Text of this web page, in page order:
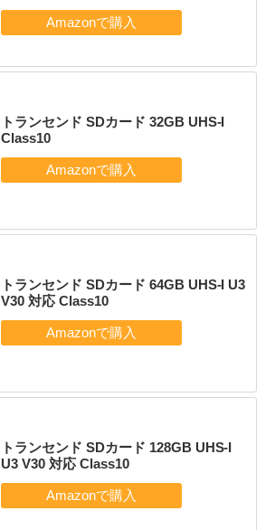
トランセンド SDカード 32GB UHS-I
Class10
トランセンド SDカード 64GB UHS-I U3
V30 対応 Class10
トランセンド SDカード 128GB UHS-I
U3 V30 対応 Class10